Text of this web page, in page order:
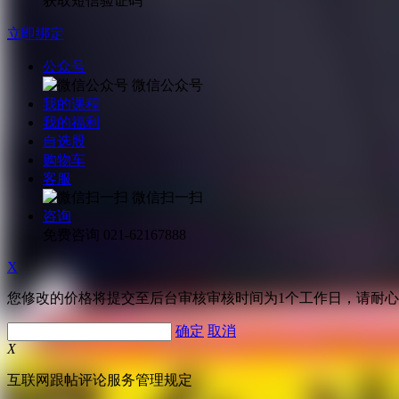
立即绑定
公众号
微信公众号
我的课程
我的福利
自选股
购物车
客服
微信扫一扫
咨询
免费咨询 021-62167888
X
您修改的价格将提交至后台审核审核时间为1个工作日，请耐
确定 取消
X
互联网跟帖评论服务管理规定